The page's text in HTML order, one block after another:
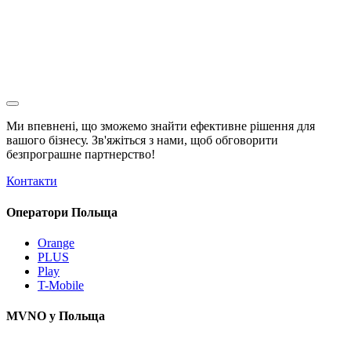
Ми впевнені, що зможемо знайти ефективне рішення для
вашого бізнесу. Зв'яжіться з нами, щоб обговорити
безпрограшне партнерство!
Контакти
Оператори Польща
Orange
PLUS
Play
T-Mobile
MVNO у Польща